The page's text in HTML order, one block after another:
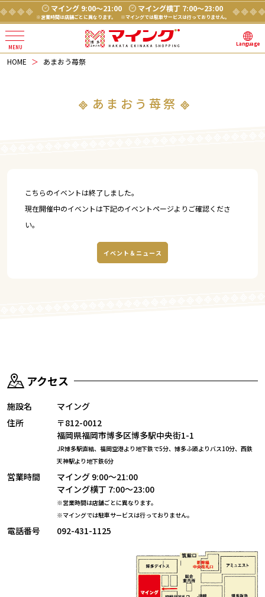
Language
マイング 9:00～21:00 マイング横丁 7:00～23:00
※営業時間は店舗ごとに異なります。 ※マイングでは駐車サービスは行っておりません。
HOME あまおう苺祭
あまおう苺祭
こちらのイベントは終了しました。
現在開催中のイベントは下記のイベントページよりご確認くださ
い。
イベント＆ニュース
アクセス
施設名
マイング
住所
〒812-0012
福岡県福岡市博多区博多駅中央街1-1
JR博多駅直結、福岡空港より地下鉄で5分、博多ふ頭よりバス10分、 西鉄
天神駅より地下鉄6分
営業時間
マイング 9:00～21:00
マイング横丁 7:00～23:00
※営業時間は店舗ごとに異なります。
※マイングでは駐車サービスは行っておりません。
電話番号 092-431-1125